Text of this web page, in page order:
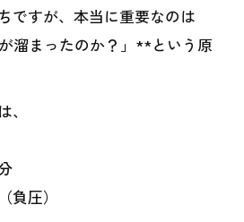
ですが、本当に重要なのは
溜まったのか？」**という原
負圧）